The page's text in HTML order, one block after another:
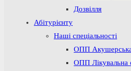
Дозвілля
Абітурієнту
Наші спеціальності
ОПП Акушерська
ОПП Лікувальна